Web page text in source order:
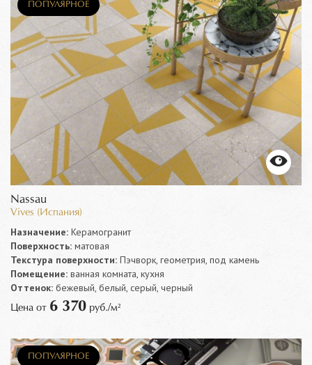
ПОПУЛЯРНОЕ
Nassau
Vives (Испания)
Назначение: Керамогранит
Поверхность: матовая
Текстура поверхности: Пэчворк, геометрия, под камень
Помещение: ванная комната, кухня
Оттенок: бежевый, белый, серый, черный
Цена от 6 370 руб./м²
ПОПУЛЯРНОЕ